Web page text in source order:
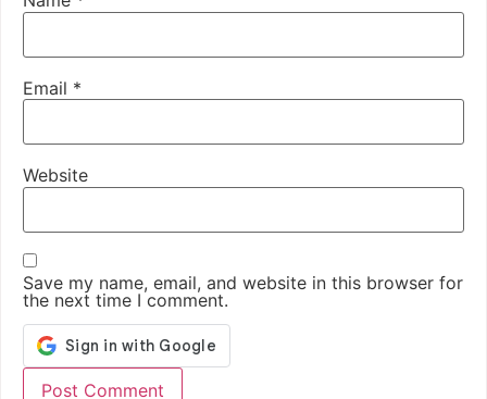
Email *
Website
Save my name, email, and website in this browser for
the next time I comment.